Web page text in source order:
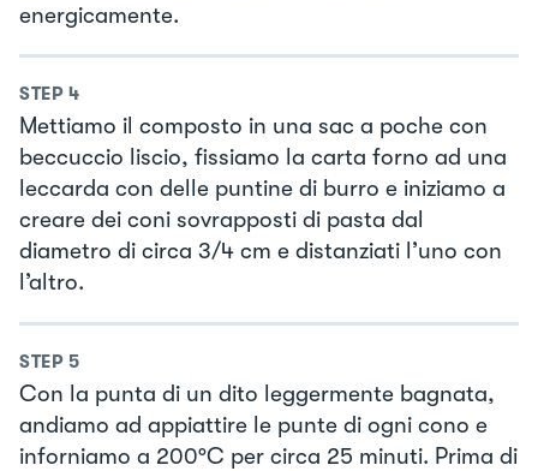
energicamente.
STEP 4
Mettiamo il composto in una sac a poche con
beccuccio liscio, fissiamo la carta forno ad una
leccarda con delle puntine di burro e iniziamo a
creare dei coni sovrapposti di pasta dal
diametro di circa 3/4 cm e distanziati l’uno con
l’altro.
STEP 5
Con la punta di un dito leggermente bagnata,
andiamo ad appiattire le punte di ogni cono e
inforniamo a 200°C per circa 25 minuti. Prima di